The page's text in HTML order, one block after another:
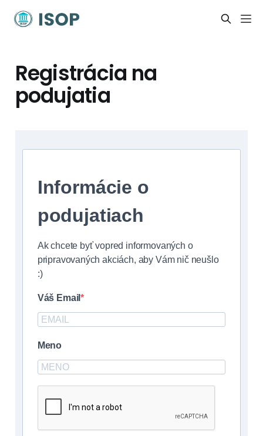
Registrácia na
podujatia
Informácie o
podujatiach
Ak chcete byť vopred informovaných o
pripravovaných akciách, aby Vám nič neušlo
:)
Váš Email
Meno